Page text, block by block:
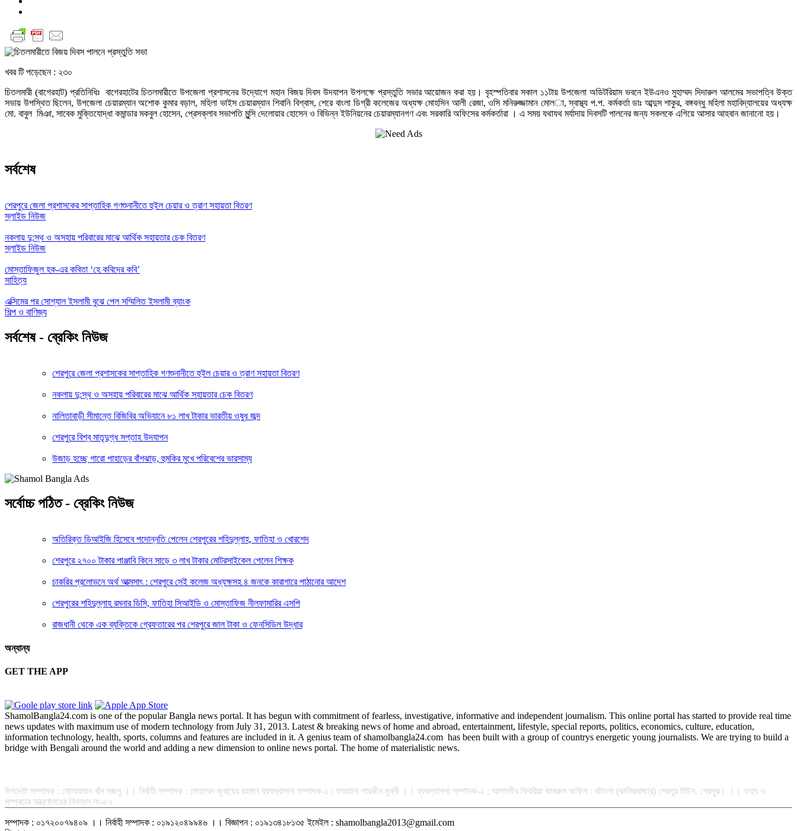
খবর টি পড়েছেন : ২৩০
চিতলমারী (বাগেরহাট) প্রতিনিধিঃ বাগেরহাটের চিতলমারীতে উপজেলা প্রশাসনের উদ্যোগে মহান বিজয় দিবস উদযাপন উপলক্ষে প্রস্তুতি সভার আয়োজন করা হয়। বৃহস্পতিবার সকাল ১১টায় উপজেলা অডিটরিয়াম ভবনে ইউএনও মুহাম্মদ দিদারুল আলমের সভাপত্বি উক্ত
সভায় উপস্থিত ছিলেন, উপজেলা চেয়ারম্যান অশোক কুমার বড়াল, মহিলা ভাইস চেয়ারম্যান শিবানি বিশ্বাস, শেরে বাংলা ডিগ্রী কলেজের অধ্যক্ষ মোহসিন আলী রেজা, ওসি মনিরুজ্জামান মোল­া, স্বাস্থ্য প.প. কর্মকর্তা ডাঃ আব্দুস শাকুর, বঙ্গবন্ধু মহিলা মহাবিদ্যালয়ের অধ্যক্ষ
মো. বাবুল মিঞা, সাবেক মুক্তিযোদ্ধা কমান্ডার মকবুল হোসেন, প্রেসক্লাব সভাপতি মুন্সি দেলোয়ার হোসেন ও বিভিন্ন ইউনিয়নের চেয়ারম্যানগণ এবং সরকারি অফিসের কর্মকর্তারা । এ সময় যথাযথ মর্যাদায় দিবসটি পালনের জন্য সকলকে এগিয়ে আসার আহবান জানানো হয়।
সর্বশেষ
শেরপুরে জেলা প্রশাসকের সাপ্তাহিক গণশুনানীতে হুইল চেয়ার ও ত্রাণ সহায়তা বিতরণ
স্লাইড নিউজ
নকলায় দু:স্থ ও অসহায় পরিবারের মাঝে আর্থিক সহায়তার চেক বিতরণ
স্লাইড নিউজ
মোস্তাফিজুল হক-এর কবিতা ‘হে কবিদের কবি’
সাহিত্য
এক্সিমের পর সোশ্যাল ইসলামী বুঝে পেল সম্মিলিত ইসলামী ব্যাংক
শিল্প ও বাণিজ্য
সর্বশেষ - ব্রেকিং নিউজ
শেরপুরে জেলা প্রশাসকের সাপ্তাহিক গণশুনানীতে হুইল চেয়ার ও ত্রাণ সহায়তা বিতরণ
নকলায় দু:স্থ ও অসহায় পরিবারের মাঝে আর্থিক সহায়তার চেক বিতরণ
নালিতাবাড়ী সীমান্তে বিজিবির অভিযানে ৮১ লাখ টাকার ভারতীয় ওষুধ জব্দ
শেরপুরে বিশ্ব মাতৃদুগ্ধ সপ্তাহ উদযাপন
উজাড় হচ্ছে গারো পাহাড়ের বাঁশঝাড়, হুমকির মুখে পরিবেশের ভারসাম্য
সর্বোচ্চ পঠিত - ব্রেকিং নিউজ
অতিরিক্ত ডিআইজি হিসেবে পদোন্নতি পেলেন শেরপুরের শহিদুল্লাহ, ফাতিহা ও খোরশেদ
শেরপুরে ২৭০০ টাকার পাঞ্জাবি কিনে সাড়ে ৩ লাখ টাকার মোটরসাইকেল পেলেন শিক্ষক
চাকরির প্রলোভনে অর্থ আত্মসাৎ : শেরপুরে সেই কলেজ অধ্যক্ষসহ ৪ জনকে কারাগারে পাঠানোর আদেশ
শেরপুরের শহিদুল্লাহ রমনার ডিসি, ফাতিহা সিআইডি ও মোস্তাফিজ নীলফামারির এসপি
রাজধানী থেকে এক ব্যক্তিকে গ্রেফতারের পর শেরপুরে জাল টাকা ও ফেনসিডিল উদ্ধার
অন্যান্য
GET THE APP
ShamolBangla24.com is one of the popular Bangla news portal. It has begun with commitment of fearless, investigative, informative and independent journalism. This online portal has started to provide real time
news updates with maximum use of modern technology from July 31, 2013. Latest & breaking news of home and abroad, entertainment, lifestyle, special reports, politics, economics, culture, education,
information technology, health, sports, columns and features are included in it. A genius team of shamolbangla24.com has been built with a group of countrys energetic young journalists. We are trying to build a
bridge with Bengali around the world and adding a new dimension to online news portal. The home of materialistic news.
উপদেষ্টা সম্পাদক : সোলায়মান খাঁন মজনু ।। নির্বাহী সম্পাদক : মোহাম্মদ জুবায়ের রহমান ব্যবস্থাপনা সম্পাদক-১ : ফারহানা পারভীন মুন্নী ।। ব্যবস্থাপনা সম্পাদক-২ : আলমগীর কিবরিয়া কামরুল অফিস : বটতলা (কালিরবাজার) শেরপুর টাউন, শেরপুর। ।। তথ্য ও
সম্প্রচার মন্ত্রণালয়ের নিবন্ধন নং-৮২
সম্পাদক : ০১৭২০০৭৯৪০৯ ।। নির্বাহী সম্পাদক : ০১৯১২০৪৯৯৪৬ ।। বিজ্ঞাপন : ০১৯১৩৪১৮১৩৫ ইমেইল : shamolbangla2013@gmail.com